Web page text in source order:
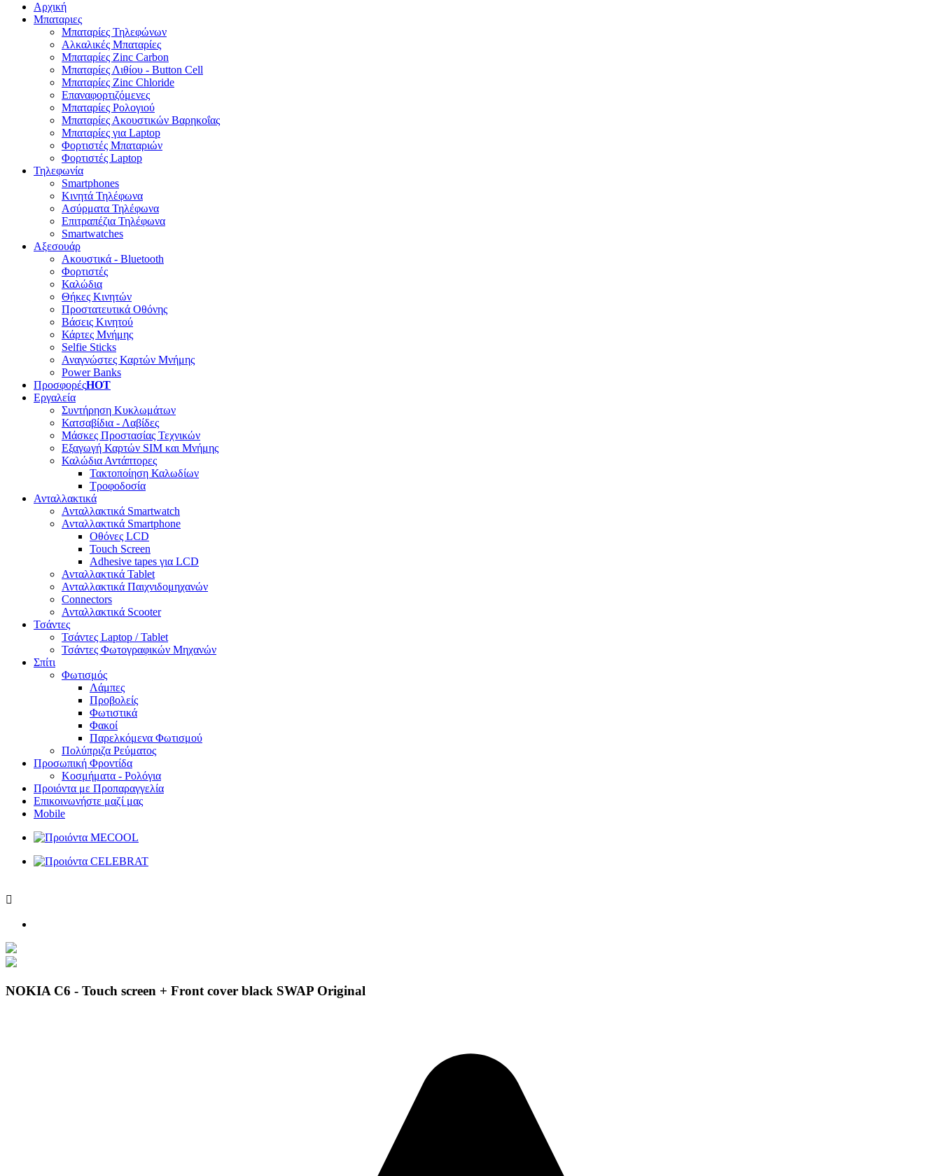
Αρχική
Μπαταριες
Μπαταρίες Τηλεφώνων
Αλκαλικές Μπαταρίες
Μπαταρίες Zinc Carbon
Μπαταρίες Λιθίου - Button Cell
Μπαταρίες Zinc Chloride
Επαναφορτιζόμενες
Μπαταρίες Ρολογιού
Μπαταρίες Ακουστικών Βαρηκοΐας
Μπαταρίες για Laptop
Φορτιστές Μπαταριών
Φορτιστές Laptop
Τηλεφωνία
Smartphones
Κινητά Τηλέφωνα
Ασύρματα Τηλέφωνα
Επιτραπέζια Τηλέφωνα
Smartwatches
Αξεσουάρ
Ακουστικά - Bluetooth
Φορτιστές
Καλώδια
Θήκες Κινητών
Προστατευτικά Οθόνης
Βάσεις Κινητού
Κάρτες Μνήμης
Selfie Sticks
Αναγνώστες Καρτών Μνήμης
Power Banks
ΠροσφορέςHOT
Εργαλεία
Συντήρηση Κυκλωμάτων
Κατσαβίδια - Λαβίδες
Μάσκες Προστασίας Τεχνικών
Εξαγωγή Καρτών SIM και Μνήμης
Καλώδια Αντάπτορες
Τακτοποίηση Καλωδίων
Τροφοδοσία
Ανταλλακτικά
Ανταλλακτικά Smartwatch
Ανταλλακτικά Smartphone
Οθόνες LCD
Touch Screen
Adhesive tapes για LCD
Ανταλλακτικά Tablet
Ανταλλακτικά Παιχνιδομηχανών
Connectors
Ανταλλακτικά Scooter
Τσάντες
Τσάντες Laptop / Tablet
Τσάντες Φωτoγραφικών Μηχανών
Σπίτι
Φωτισμός
Λάμπες
Προβολείς
Φωτιστικά
Φακοί
Παρελκόμενα Φωτισμού
Πολύπριζα Ρεύματος
Προσωπική Φροντίδα
Κοσμήματα - Ρολόγια
Προιόντα με Προπαραγγελία
Επικοινωνήστε μαζί μας
Mobile

NOKIA C6 - Touch screen + Front cover black SWAP Original